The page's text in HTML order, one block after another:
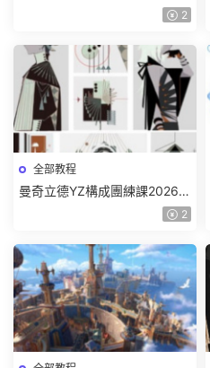
色特訓班【畫質不錯隻有視
2
全部教程
曼奇立德YZ構成團練課2026年
8月已結課【畫質高清有課件】
2